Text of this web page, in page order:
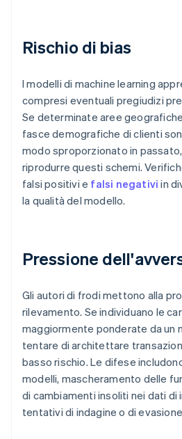
Rischio di bias
I modelli di machine learning
compresi eventuali pregiudizi
Se determinate aree
fasce demografiche di clienti
modo sproporzionato in
riprodurre questi schemi.
falsi positivi e falsi negativi in
la qualità del modello.
Pressione
Gli autori di frodi mettono alla
rilevamento. Se individuano le
maggiormente ponderate da un
tentare di architettare
basso rischio. Le difese
modelli, mascheramento delle
di cambiamenti insoliti nei dati di
tentativi di indagine o di